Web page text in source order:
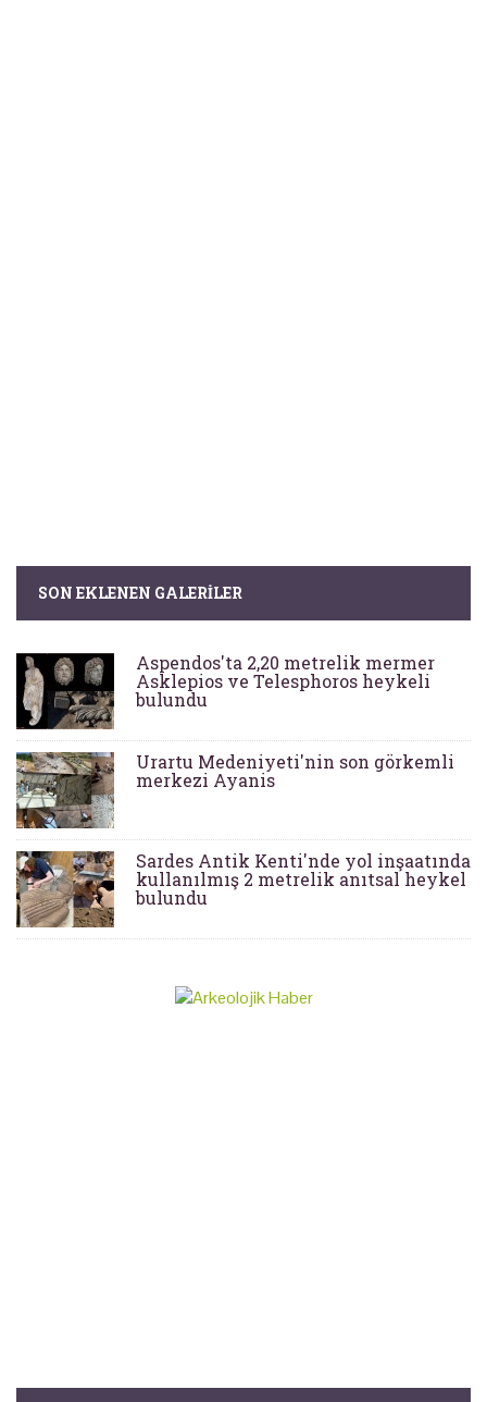
SON EKLENEN GALERILER
Aspendos'ta 2,20 metrelik mermer
Asklepios ve Telesphoros heykeli
bulundu
Urartu Medeniyeti'nin son görkemli
merkezi Ayanis
Sardes Antik Kenti'nde yol inşaatında
kullanılmış 2 metrelik anıtsal heykel
bulundu